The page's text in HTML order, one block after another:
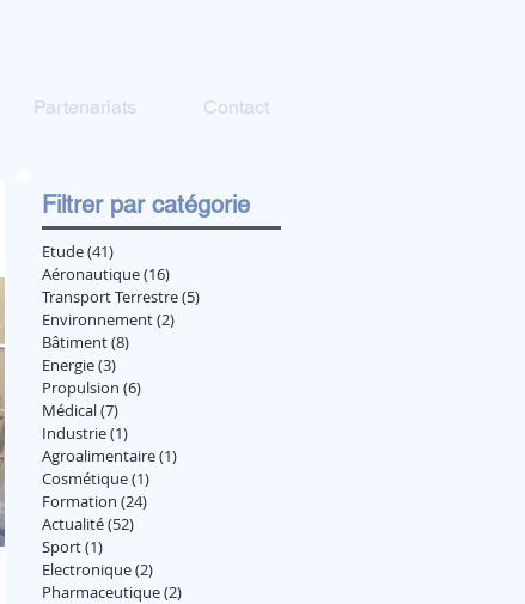
Partenariats Contact
Filtrer par catégorie
Etude(41)41 posts
Aéronautique(16)16 posts
Transport Terrestre(5)5 posts
Environnement(2)2 posts
Bâtiment(8)8 posts
Energie(3)3 posts
Propulsion (6)6 posts
Médical(7)7 posts
Industrie(1)1 post
Agroalimentaire(1)1 post
Cosmétique(1)1 post
Formation (24)24 posts
Actualité(52)52 posts
Sport(1)1 post
Electronique(2)2 posts
Pharmaceutique(2)2 posts